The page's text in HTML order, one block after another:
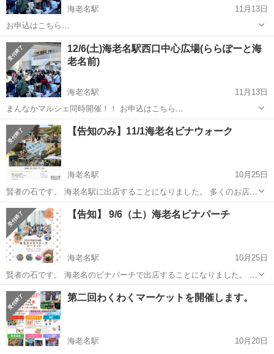
海老名駅
11月13日
お申込はこちら
https://recyclekanagawa.com/place/%e3%82%89%e3%82%89%e3%8
1%bd%e3%83%bc%e3%81%a8%e6%b5%b7%e8%80%81%e5%90%
...
神奈川 海老名市 海老名駅 フリーマーケット
12/6(土)海老名駅西口中心広場(ららぽーと海
老名前)
海老名駅
11月13日
まんなかマルシェ同時開催！！ お申込はこちら
https://recyclekanagawa.com/place/%e3%82%89%e3%82%89%e3%8
1%bd%e3%83%bc%e3%81%a8%e6%b5%b7...
神奈川 海老名市 海老名駅 フリーマーケット
【告知のみ】11/1海老名ビナウォーク
海老名駅
10月25日
賢者の石です。 海老名駅に出店することになりました。 多くのお店が
並んでいます。 お時間ある方は遊びに来て頂ければ、嬉しいです。天
然石のアクセサリー販売と占いをしています。 【出店日】11/1のみ
【営業時間】10:00...
神奈川 海老名市 海老名駅 フリーマーケット
【告知】 9/6（土）海老名ビナパーチ
海老名駅
10月25日
賢者の石です。 海老名のビナパーチで出店することになりました。 多
くのお店が並んでいます。 お時間ある方は遊びに来て頂ければ、嬉し
いです。 天然石のアクセサリーを販売しています。 【出店日】
9/6（土） 【営業時間】10...
神奈川 海老名市 海老名駅 フリーマーケット
第二回わくわくマーケットを開催します。
海老名駅
10月20日